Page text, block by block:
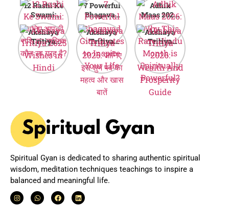
12 Rashi Ke
Swami:
जानिए आपकी
राशि का मालिक
कौन सा ग्रह है?
7 Powerful
Bhagavad
Gita Quotes
to Inspire
Your Life
Adhik
Maas 2026:
Why This
Rare Hindu
Month is
Spiritually
Powerful?
Akshaya
Tritiya
2025
Wishes in
Hindi
Akshaya
Tritiya
2025: जानिए
इस शुभ पर्व का
महत्व और खास
बातें
Akshaya
Tritiya
2026:
Wealth And
Prosperity
Guide
Spiritual Gyan is dedicated to sharing authentic spiritual
wisdom, meditation techniques teachings to inspire a
balanced and meaningful life.